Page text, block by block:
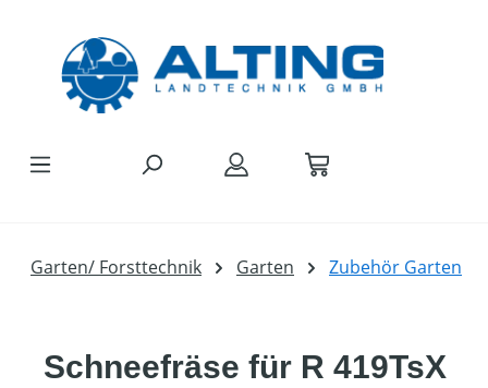
Garten/ Forsttechnik Garten Zubehör Garten
Schneefräse für R 419TsX